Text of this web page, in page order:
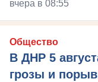
вчера в 08:55
Общество
В ДНР 5
грозы и